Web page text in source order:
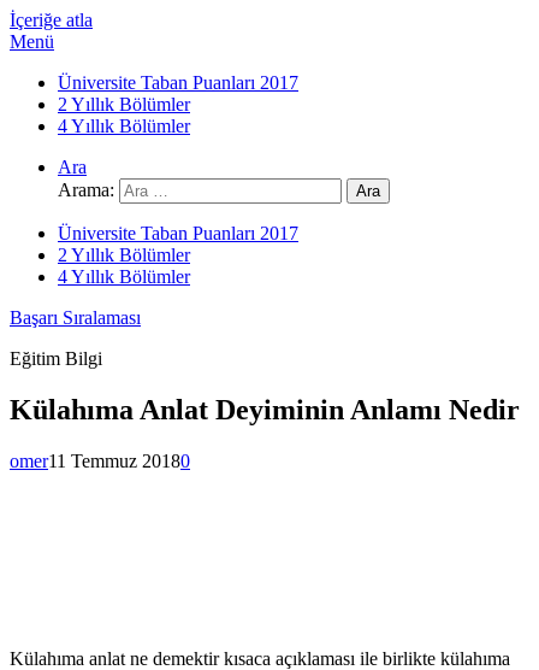
İçeriğe atla
Menü
Üniversite Taban Puanları 2017
2 Yıllık Bölümler
4 Yıllık Bölümler
Ara
Arama:
Üniversite Taban Puanları 2017
2 Yıllık Bölümler
4 Yıllık Bölümler
Başarı Sıralaması
Eğitim Bilgi
Külahıma Anlat Deyiminin Anlamı Nedir
omer11 Temmuz 20180
Külahıma anlat ne demektir kısaca açıklaması ile birlikte külahıma